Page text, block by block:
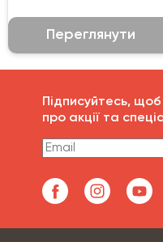
Переглянути
Підписуйтесь,
про акції та